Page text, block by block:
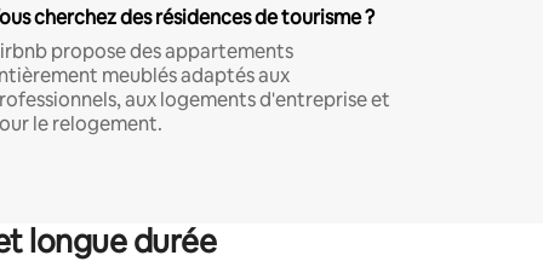
cherchez des résidences de tourisme ?
propose des appartements
meublés adaptés aux
aux logements d'entreprise et
le relogement.
longue durée